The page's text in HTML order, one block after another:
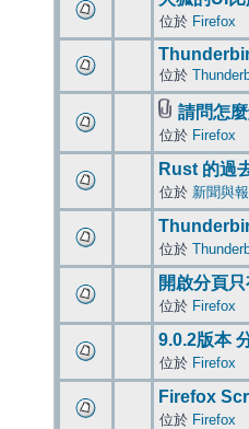
位於 Firefox
位於
請問怎
位於 Firefox
Rust 的過
位於 新聞與
位於
開啟分頁
位於 Firefox
9.0.2版本
位於 Firefox
Firefox
位於 Firefox